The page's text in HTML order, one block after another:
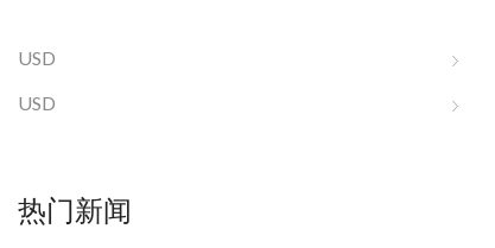
USD
USD
热门新闻